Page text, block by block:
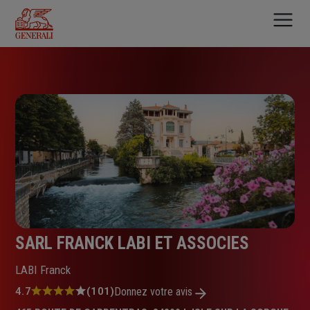
contenu
principal
SARL FRANCK LABI ET ASSOCIES
LABI Franck
Note
4.7 (101)Donnez votre avis